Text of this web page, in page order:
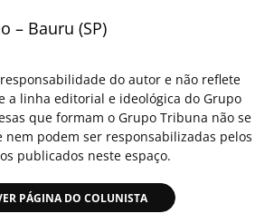
– Bauru (SP)
do autor e não reflete
a linha editorial e ideológica do Grupo
que formam o Grupo Tribuna não se
nem podem ser responsabilizadas pelos
publicados neste espaço.
PÁGINA DO COLUNISTA